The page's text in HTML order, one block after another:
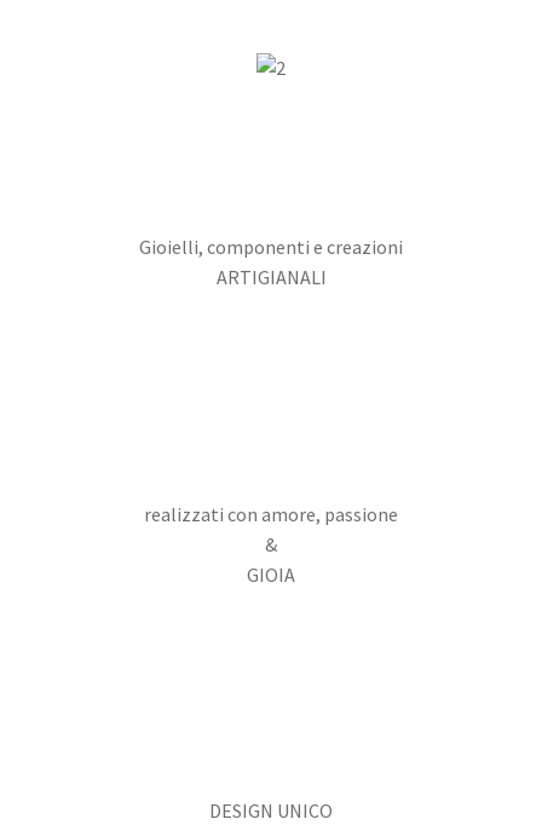
Gioielli, componenti e creazioni
ARTIGIANALI
realizzati con amore, passione
&
GIOIA
DESIGN UNICO